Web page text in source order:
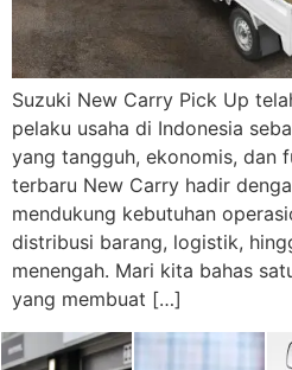
Suzuki New Carry Pick Up
pelaku usaha di Indonesia
yang tangguh, ekonomis, dan
terbaru New Carry hadir
mendukung kebutuhan
distribusi barang, logistik,
menengah. Mari kita bahas
yang membuat […]